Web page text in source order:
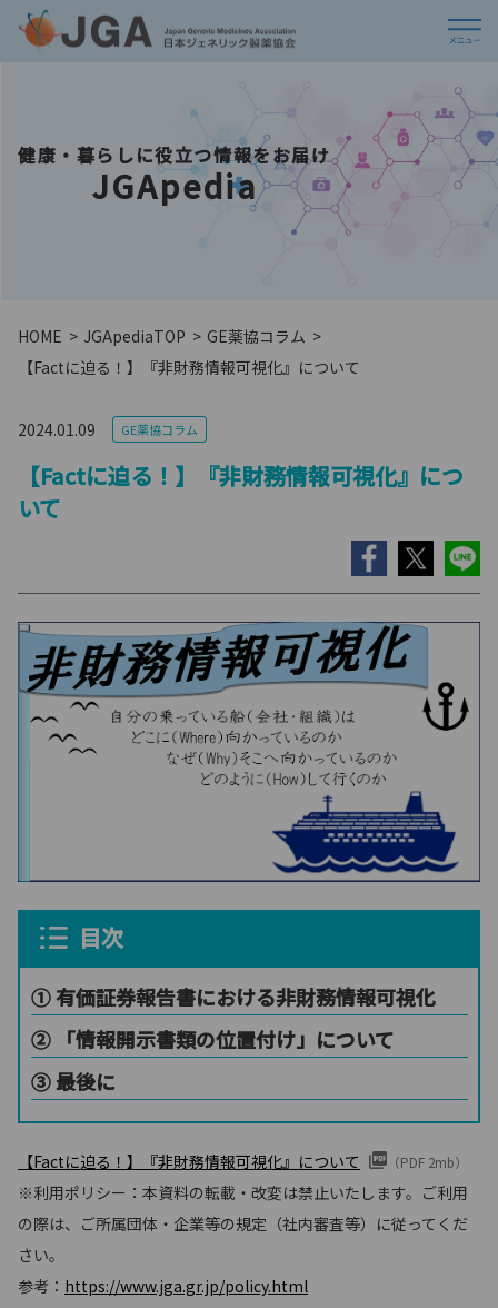
健康・暮らしに役立つ情報をお届け
JGApedia
HOME JGApediaTOP
GE薬協コラム
【Factに迫る！】『非財務情報可視化』について
2024.01.09 GE薬協コラム
【Factに迫る！】『非財務情報可視化』につ
いて
目次
① 有価証券報告書における非財務情報可視化
② 「情報開示書類の位置付け」について
③ 最後に
【Factに迫る！】『非財務情報可視化』について （PDF 2mb）
※利用ポリシー：本資料の転載・改変は禁止いたします。ご利用
の際は、ご所属団体・企業等の規定（社内審査等）に従ってくだ
さい。
参考： https://www.jga.gr.jp/policy.html